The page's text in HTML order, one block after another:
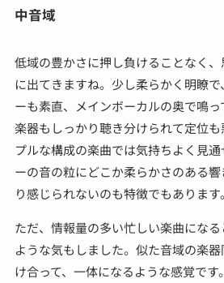
中音域
低域の豊かさに押し負けることなく
に出てきますね。少し柔らかく明瞭
ーも素直、メインボーカルの奥で鳴
楽器もしっかり聴き分けられて定位
プルな構成の楽曲では気持ちよく見
ーの音の粒にどこか柔らかさのある
り感じられないのも特徴でもあります。
ただ、情報量の多い忙しい楽曲にな
ような気もしました。似た音域の楽
け合って、一体になるような感覚です